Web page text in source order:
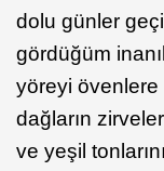
dolu günler
gördüğüm
yöreyi
dağların
ve yeşil